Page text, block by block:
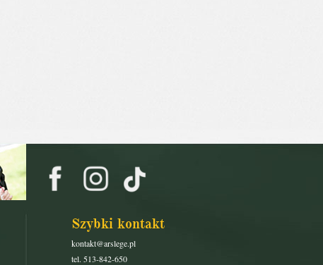
Szybki kontakt
kontakt@arslege.pl
tel. 513-842-650